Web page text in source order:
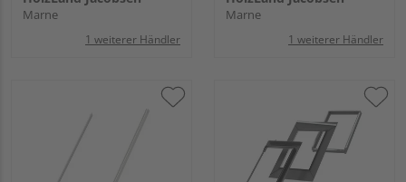
Marne
1 weiterer Händler
Marne
1 weiterer Händler